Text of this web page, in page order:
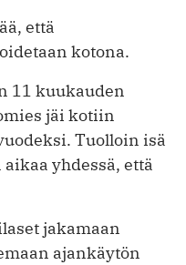
että
kotona.
11 kuukauden
jäi kotiin
Tuolloin isä
yhdessä, että
jakamaan
ajankäytön